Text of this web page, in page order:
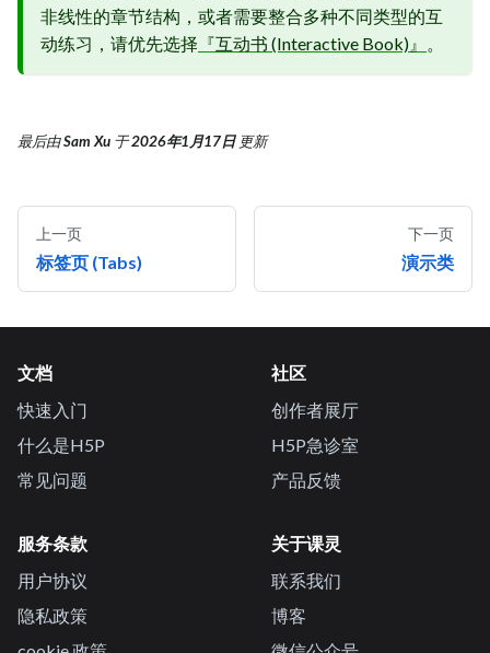
非线性的章节结构，或者需要整合多种不同类型的互
动练习，请优先选择 『互动书 (Interactive Book)』 。
最后由Sam Xu 于2026年1月17日 更新
上一页
标签页 (Tabs)
下一页
演示类
文档
快速入门
什么是H5P
常见问题
社区
创作者展厅
H5P急诊室
产品反馈
服务条款
用户协议
隐私政策
关于课灵
联系我们
博客